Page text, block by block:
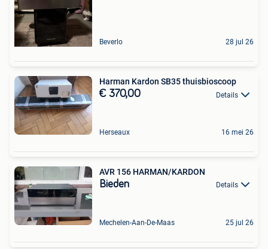
Beverlo 28 jul 26
Harman Kardon SB35 thuisbioscoop
€ 370,00 Details
Herseaux 16 mei 26
AVR 156 HARMAN/KARDON
Bieden Details
Mechelen-Aan-De-Maas 25 jul 26